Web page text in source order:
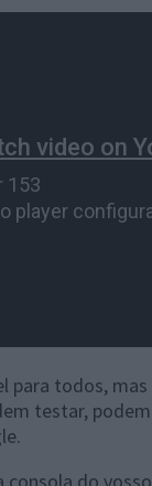
todos, mas
testar,